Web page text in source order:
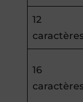
12
16